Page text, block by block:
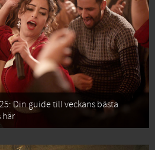
Din guide till veckans bästa
här